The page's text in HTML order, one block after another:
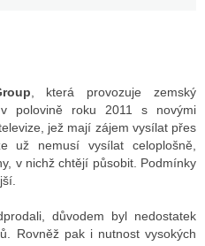
, která provozuje zemský
polovině roku 2011 s novými
jež mají zájem vysílat přes
už nemusí vysílat celoplošně,
v nichž chtějí působit. Podmínky
důvodem byl nedostatek
Rovněž pak i nutnost vysokých